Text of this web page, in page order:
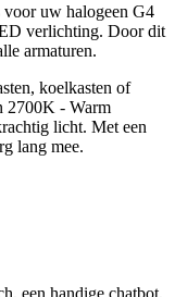
uw halogeen G4
verlichting. Door dit
armaturen.
koelkasten of
2700K - Warm
licht. Met een
lang mee.